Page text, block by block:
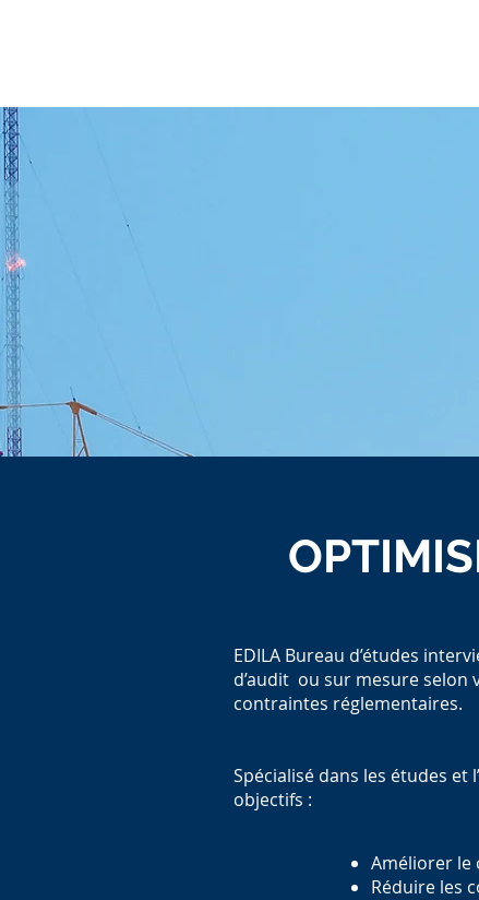
Améliorer le
Réduire les
EDILA Bureau d’études
d’audit ou sur mesure
contraintes réglementaires.
Spécialisé dans les études
objectifs :
Améliorer le
Réduire les
EDILA Bureau d’études
d’audit ou sur mesure
contraintes réglementaires.
Spécialisé dans les études
objectifs :